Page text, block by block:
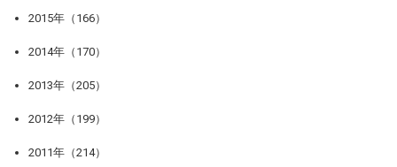
2015年（166）
2014年（170）
2013年（205）
2012年（199）
2011年（214）